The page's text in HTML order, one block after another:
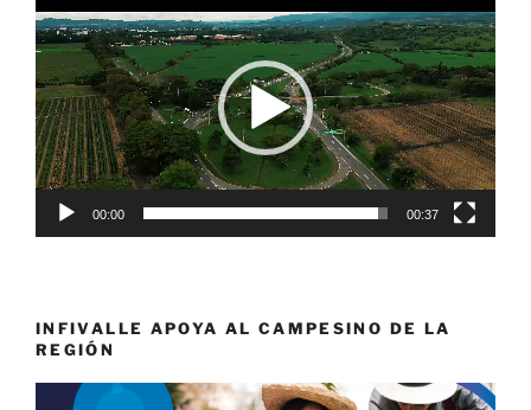
de
vídeo
00:00 00:37
INFIVALLE APOYA AL CAMPESINO DE LA
REGIÓN